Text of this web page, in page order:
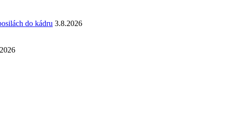
do kádru 3.8.2026